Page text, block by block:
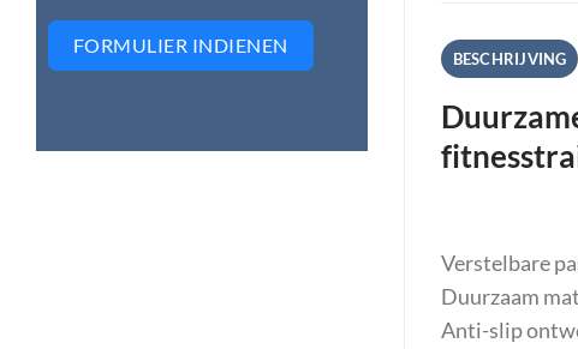
FORMULIER INDIENEN
BESCHRIJVING
Verstelbare
Duurzaam
Anti-slip